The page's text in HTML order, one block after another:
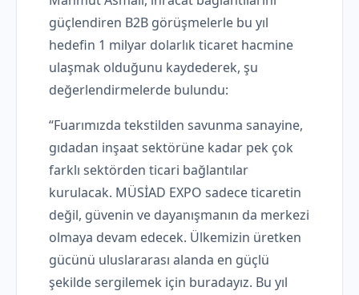
güçlendiren B2B görüşmelerle bu yıl
hedefin 1 milyar dolarlık ticaret hacmine
ulaşmak olduğunu kaydederek, şu
değerlendirmelerde bulundu:
“Fuarımızda tekstilden savunma sanayine,
gıdadan inşaat sektörüne kadar pek çok
farklı sektörden ticari bağlantılar
kurulacak. MÜSİAD EXPO sadece ticaretin
değil, güvenin ve dayanışmanın da merkezi
olmaya devam edecek. Ülkemizin üretken
gücünü uluslararası alanda en güçlü
şekilde sergilemek için buradayız. Bu yıl